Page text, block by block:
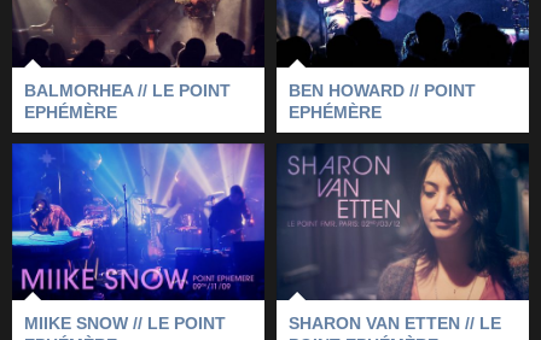
BALMORHEA-
LE POINT EPHÉMÈRE-PARIS
BALMORHEA // LE POINT
EPHÉMÈRE
2010-LE POINT EPHÉMÈRE-PARIS
BEN HOWARD // POINT
EPHÉMÈRE
MIIKE SNOW // LE
POINT EPHÉMÈRE
2009-LE POINT EPHÉMÈRE-
MIIKE SNOW-PARIS
MIIKE SNOW // LE POINT
SHARON VAN ETTEN
// LE POINT
EPHÉMÈRE
LE POINT EPHÉMÈRE PARIS-
SHARON VAN ETTEN
SHARON VAN ETTEN // LE